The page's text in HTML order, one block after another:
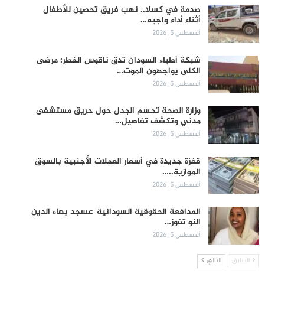
صدمة في كسلا.. نهب فريق تحصين للأطفال
أثناء أداء واجبه…
أغسطس 5, 2026
شبكة أطباء السودان تدق ناقوس الخطر: مرضى
الكلى يواجهون الموت…
أغسطس 5, 2026
وزارة الصحة تحسم الجدل حول حريق مستشفى
مدني وتكشف تفاصيل…
أغسطس 5, 2026
قفزة جديدة في أسعار العملات الأجنبية بالسوق
الموازية..…
أغسطس 5, 2026
المدافعة الحقوقية السودانية عسجد بهاء الدين
النو تفوز…
أغسطس 5, 2026
السابق التالي